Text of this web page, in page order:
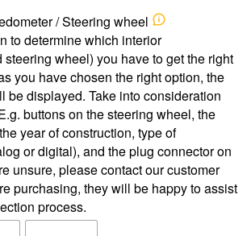
/ Steering wheel
to determine which interior
steering wheel) you have to get the right
you have chosen the right option, the
be displayed. Take into consideration
buttons on the steering wheel, the
year of construction, type of
or digital), and the plug connector on
unsure, please contact our customer
purchasing, they will be happy to assist
process.